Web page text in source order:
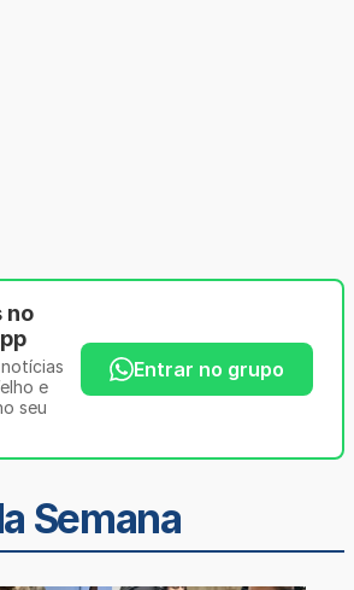
no
e
seu
Entrar no grupo
Semana